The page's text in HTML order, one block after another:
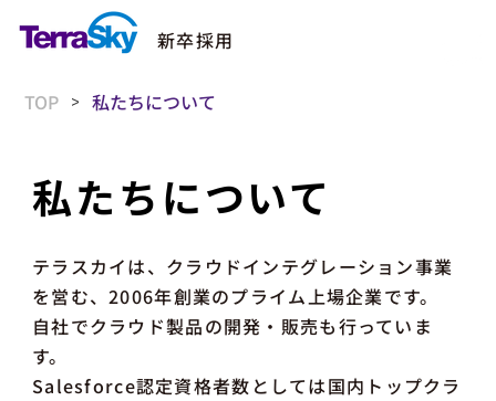
新卒採用
TOP > 私たちについて
私たちについて
テラスカイは、クラウドインテグレーション事業
を営む、2006年創業のプライム上場企業です。
自社でクラウド製品の開発・販売も行っていま
す。
Salesforce認定資格者数としては国内トップクラ